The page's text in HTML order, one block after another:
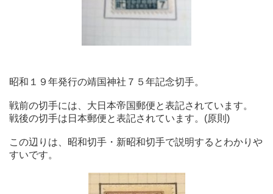
昭和１９年発行の靖国神社７５年記念切手。
戦前の切手には、大日本帝国郵便と表記されています。
戦後の切手は日本郵便と表記されています。(原則)
この辺りは、昭和切手・新昭和切手で説明するとわかりや
すいです。